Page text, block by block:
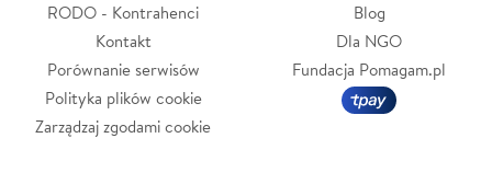
RODO - Kontrahenci
Kontakt
Porównanie serwisów
Polityka plików cookie
Zarządzaj zgodami cookie
Blog
Dla NGO
Fundacja Pomagam.pl